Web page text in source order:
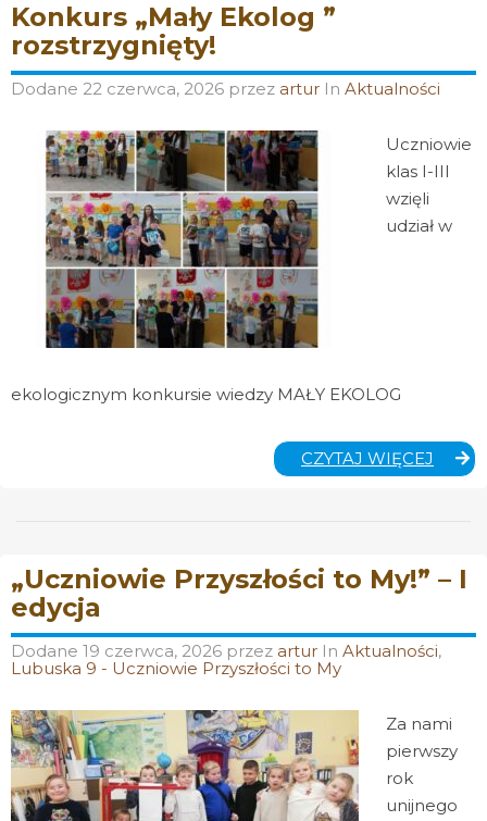
Konkurs „Mały Ekolog ”
rozstrzygnięty!
Dodane 22 czerwca, 2026 przez artur In Aktualności
Uczniowie
klas I-III
wzięli
udział w
ekologicznym konkursie wiedzy MAŁY EKOLOG
CZYTAJ WIĘCEJ
„MAŁY
„Uczniowie Przyszłości to My!” – I
edycja
Dodane 19 czerwca, 2026 przez artur In Aktualności,
Lubuska 9 - Uczniowie Przyszłości to My
Za nami
pierwszy
rok
unijnego